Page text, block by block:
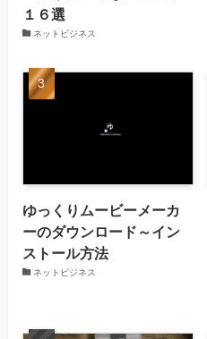
１６選
ネットビジネス
ゆっくりムービーメーカ
ーのダウンロード～イン
ストール方法
ネットビジネス